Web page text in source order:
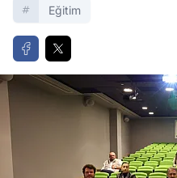
Eğitim